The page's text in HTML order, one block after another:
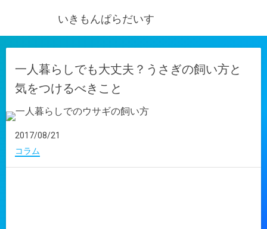
いきもんぱらだいす
一人暮らしでも大丈夫？うさぎの飼い方と
気をつけるべきこと
2017/08/21
コラム